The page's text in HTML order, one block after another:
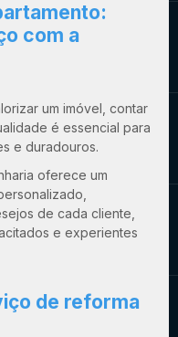
:
com a
um imóvel, contar
é essencial para
e duradouros.
oferece um
de cada cliente,
e experientes
de reforma